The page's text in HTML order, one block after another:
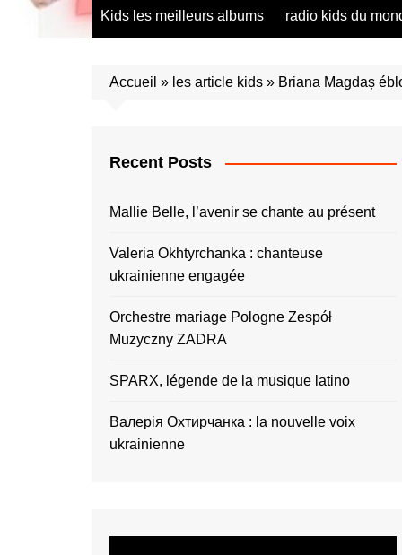
radio saumur Maine et Loire
présentation de
talents – English
présentation de
présentation de
talents –
talents –
présentation de
présentation de
présentation de
talents – Español
présentation de
talents –
Kids les meilleurs albums radio kids du
Accueil » les article kids » Briana Magdaș
Recent Posts
Mallie Belle, l’avenir se chante au présent
Valeria Okhtyrchanka : chanteuse
ukrainienne engagée
Orchestre mariage Pologne Zespół
Muzyczny ZADRA
SPARX, légende de la musique latino
Валерія Охтирчанка : la nouvelle voix
ukrainienne